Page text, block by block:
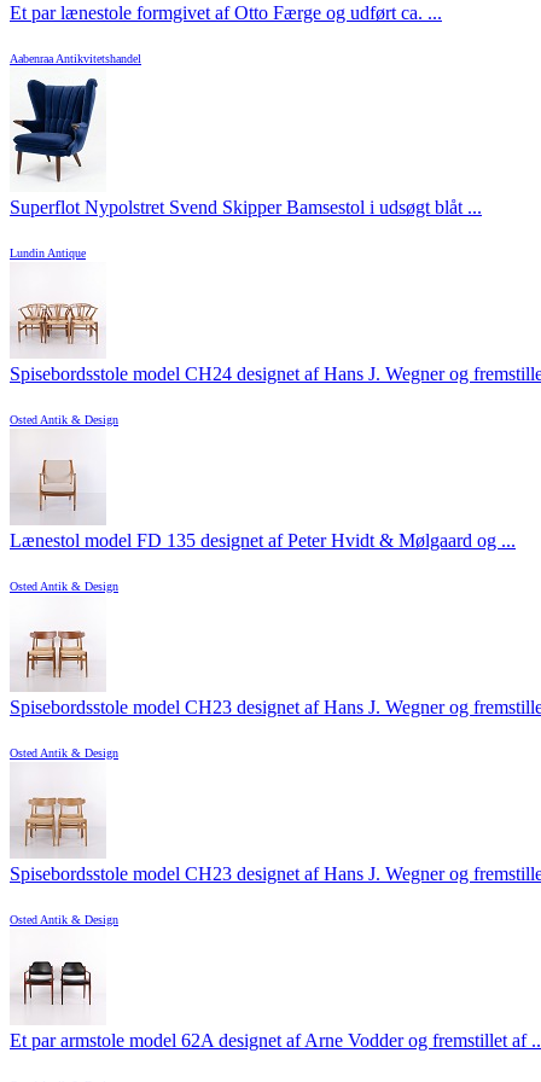
Et par lænestole formgivet af Otto Færge og udført ca. ...
Aabenraa Antikvitetshandel
Superflot Nypolstret Svend Skipper Bamsestol i udsøgt blåt ...
Lundin Antique
Spisebordsstole model CH24 designet af Hans J. Wegner og
Osted Antik & Design
Lænestol model FD 135 designet af Peter Hvidt & Mølgaard og ...
Osted Antik & Design
Spisebordsstole model CH23 designet af Hans J. Wegner og
Osted Antik & Design
Spisebordsstole model CH23 designet af Hans J. Wegner og
Osted Antik & Design
Et par armstole model 62A designet af Arne Vodder og fremstillet af